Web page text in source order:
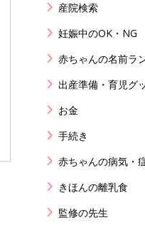
産院検索
妊娠中のOK・NG
赤ちゃんの名前ラ
出産準備・育児グ
お金
手続き
赤ちゃんの病気・
きほんの離乳食
監修の先生